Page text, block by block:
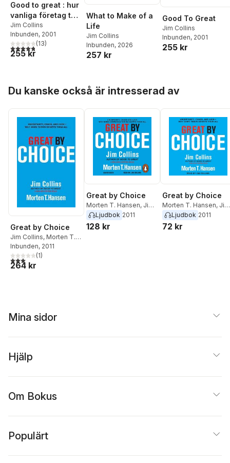
Good to great : hur
vanliga företag tar
språnget till
mästarklass
Jim Collins
Inbunden, 2001
4,8utav 5 stjärnor. Totalt antal röster:
(13)
255 kr
What to Make of a
Life
Jim Collins
Inbunden, 2026
257 kr
Good To Great
Jim Collins
Inbunden, 2001
255 kr
Du kanske också är intresserad av
Great by Choice
Jim Collins, Morten T.
Hansen
Inbunden, 2011
3,0utav 5 stjärnor. Totalt antal röster:
(1)
264 kr
Great by Choice
Morten T. Hansen, Jim
Collins
Ljudbok 2011
128 kr
Great by Choice
Morten T. Hansen, Jim
Collins
Ljudbok 2011
72 kr
Mina sidor
Hjälp
Om Bokus
Populärt